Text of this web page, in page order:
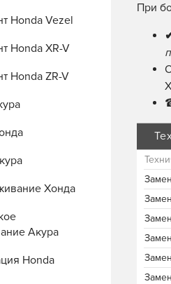
Honda Vezel
Honda XR-V
Honda ZR-V
Хонда
Акура
Honda
При